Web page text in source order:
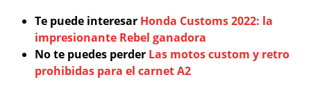
Te puede interesar Honda Customs 2022: la
impresionante Rebel ganadora
No te puedes perder Las motos custom y retro
prohibidas para el carnet A2